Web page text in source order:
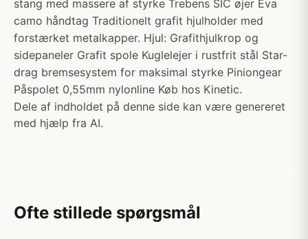
stang med massere af styrke Trebens SIC øjer Eva
camo håndtag Traditionelt grafit hjulholder med
forstærket metalkapper. Hjul: Grafithjulkrop og
sidepaneler Grafit spole Kuglelejer i rustfrit stål Star-
drag bremsesystem for maksimal styrke Piniongear
Påspolet 0,55mm nylonline Køb hos Kinetic.
Dele af indholdet på denne side kan være genereret
med hjælp fra AI.
Ofte stillede spørgsmål